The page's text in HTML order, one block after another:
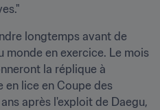
longtemps avant de
monde en exercice. Le mois
la réplique à
en lice en Coupe des
après l'exploit de Daegu,